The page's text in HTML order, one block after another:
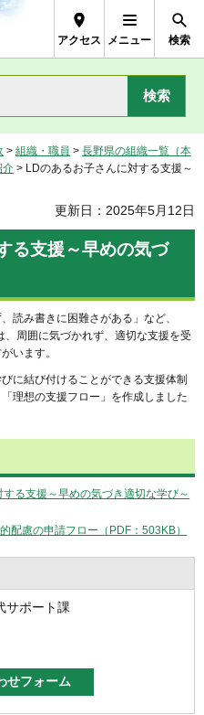
アクセス メニュー 検索
> 組織・職員 > 長野県の組織一覧（本
介 > LDのあるお子さんに対する支援～
更新日：2025年5月12日
る支援～早めの気づ
読み書きに困難さがある」など、
周囲に気づかれず、適切な支援を受
います。
に結び付けることができる支援体制
理想の支援フロー」を作成しました
る支援～早めの気づき適切な学び～
配慮の申請フロー（PDF：503KB）
ポート課